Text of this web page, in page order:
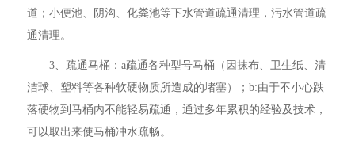
道；小便池、阴沟、化粪池等下水管道疏通清理，污水管道疏
通清理。
3、疏通马桶：a疏通各种型号马桶（因抹布、卫生纸、清
洁球、塑料等各种软硬物质所造成的堵塞）；b:由于不小心跌
落硬物到马桶内不能轻易疏通，通过多年累积的经验及技术，
可以取出来使马桶冲水疏畅。